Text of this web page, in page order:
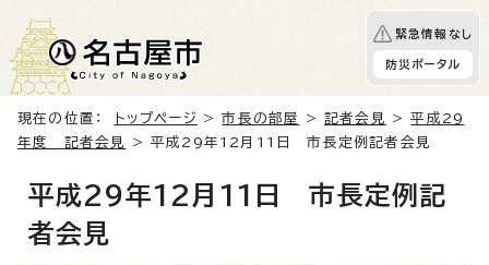
緊急情報なし
防災ポータル
現在の位置： トップページ >市長の部屋 >記者会見 >平成29
年度 記者会見
> 平成29年12月11日 市長定例記者会見
平成29年12月11日 市長定例記
者会見